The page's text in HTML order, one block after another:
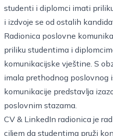
studenti i diplomci imati
i izdvoje se od ostalih
Radionica poslovne
priliku studentima i
komunikacijske vještine. S
imala prethodnog poslovnog
komunikacije predstavlja
poslovnim stazama.
CV & LinkedIn radionica je
ciljem da studentima pruži